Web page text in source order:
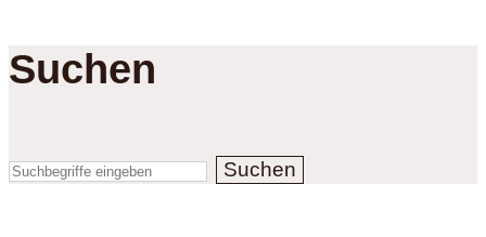
Suchen
Suchen